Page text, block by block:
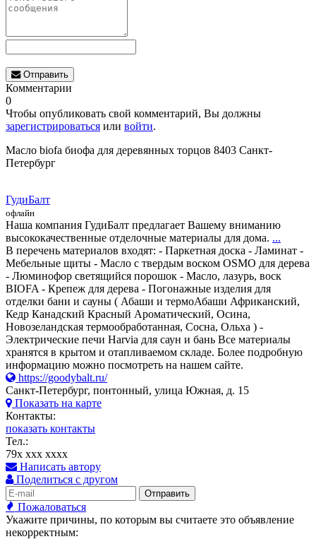
Отправить
Комментарии
0
Чтобы опубликовать свой комментарий, Вы должны
зарегистрироваться или войти.
Масло biofa биофа для деревянных торцов 8403 Санкт-
Петербург
ГудиБалт
офлайн
Наша компания ГудиБалт предлагает Вашему вниманию
высококачественные отделочные материалы для дома. ...
В перечень материалов входят: - Паркетная доска - Ламинат -
Мебельные щиты - Масло с твердым воском OSMO для дерева
- Люминофор светящийся порошок - Масло, лазурь, воск
BIOFA - Крепеж для дерева - Погонажные изделия для
отделки бани и сауны ( Абаши и термоАбаши Африканский,
Кедр Канадский Красный Ароматический, Осина,
Новозеландская термообработанная, Сосна, Ольха ) -
Электрические печи Harvia для саун и бань Все материалы
хранятся в крытом и отапливаемом складе. Более подробную
информацию можно посмотреть на нашем сайте.
https://goodybalt.ru/
Санкт-Петербург, понтонный, улица Южная, д. 15
Показать на карте
Контакты:
показать контакты
Тел.:
79x xxx xxxx
Написать автору
Поделиться с другом
Отправить
Пожаловаться
Укажите причины, по которым вы считаете это объявление
некорректным: